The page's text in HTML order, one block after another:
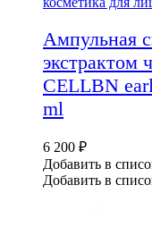
Ампульная
экстрактом
CELLBN
ml
6 200 ₽
Добавить в
Добавить в